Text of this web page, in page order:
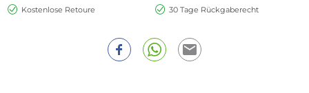
Kostenlose Retoure
30 Tage Rückgaberecht